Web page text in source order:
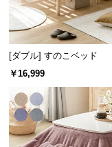
ブ
ロ
デンマー
[ダブル] すのこベッド
￥16,999